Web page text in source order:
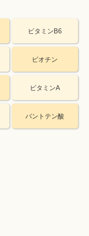
ビタミンB6
ビオチン
ビタミンA
パントテン酸